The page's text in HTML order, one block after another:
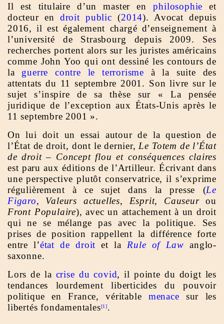
Il est titulaire d’un master enphilosophie et
docteur en droit public (2014). Avocat depuis
2016, il est également chargé d’enseignement à
l’université de Strasbourg depuis 2009. Ses
recherches portent alors sur les juristes américains
comme John Yoo qui ont dessiné les contours de
la guerre contre le terrorisme à la suite des
attentats du 11 septembre 2001. Son livre sur le
sujet s’inspire de sa thèse sur « La pensée
juridique de l’exception aux États-Unis après le
11 septembre 2001 ».
On lui doit un essai autour de la question de
l’État de droit, dont le dernier, Le Totem de l’État
de droit – Concept flou et conséquences claires
est paru aux éditions de l’Artilleur. Écrivant dans
une perspective plutôt conservatrice, il s’exprime
régulièrement à ce sujet dans la presse (Le
Figaro, Valeurs actuelles, Esprit, Causeurou
Front Populaire), avec un attachement à un droit
qui ne se mélange pas avec la politique. Ses
prises de position rappellent la différence forte
entre l’état de droit et la Rule of Law anglo-
saxonne.
Lors de la crise du covid, il pointe du doigt les
tendances lourdement liberticides du pouvoir
politique en France, véritable menace sur les
libertés fondamentales[1].